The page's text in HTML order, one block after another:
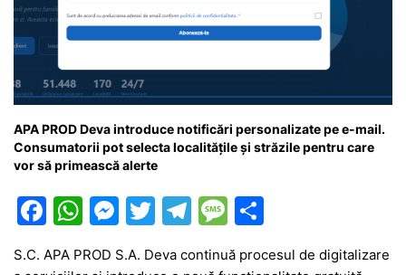
APA PROD Deva introduce notificări personalizate pe e-mail.
Consumatorii pot selecta localitățile și străzile pentru care
vor să primească alerte
F
W M T
T
el
M
S.C. APA PROD S.A. Deva continuă procesul de digitalizare